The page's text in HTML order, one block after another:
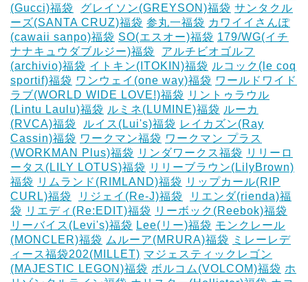
(Gucci)福袋
グレイソン(GREYSON)福袋 サンタクル
ーズ(SANTA CRUZ)福袋 参丸一福袋 カワイイさんぽ
(cawaii sanpo)福袋 SO(エスオー)福袋 179/WG(イチ
ナナキュウダブルジー)福袋
アルチビオゴルフ
(archivio)福袋 イトキン(ITOKIN)福袋 ルコック(le coq
sportif)福袋 ワンウェイ(one way)福袋 ワールドワイド
ラブ(WORLD WIDE LOVE!)福袋 リントゥラウル
(Lintu Laulu)福袋 ルミネ(LUMINE)福袋 ルーカ
(RVCA)福袋
ルイス(Lui's)福袋 レイカズン(Ray
Cassin)福袋 ワークマン福袋 ワークマン プラス
(WORKMAN Plus)福袋 リンダワークス福袋 リリーロ
ータス(LILY LOTUS)福袋 リリーブラウン(LilyBrown)
福袋 リムランド(RIMLAND)福袋 リップカール(RIP
CURL)福袋
リジェイ(Re-J)福袋
リエンダ(rienda)福
袋 リエディ(Re:EDIT)福袋 リーボック(Reebok)福袋
リーバイス(Levi's)福袋 Lee(リー)福袋 モンクレール
(MONCLER)福袋 ムルーア(MRURA)福袋
ミレーレデ
ィース福袋202(MILLET) マジェスティックレゴン
(MAJESTIC LEGON)福袋 ボルコム(VOLCOM)福袋 ホ